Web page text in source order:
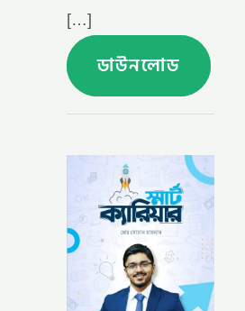
[…]
ডাউনলোড
স্মার্ট
ক্যারিয়ার
–
মোঃ
সোহান
হায়দার
(SMART
CAREER